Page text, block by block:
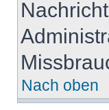
Nach oben